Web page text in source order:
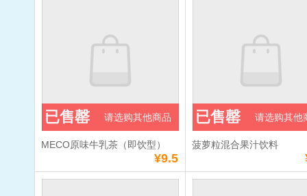
MECO原味牛乳茶（即饮型）
¥9.5
已售罄 请选购其他商品
菠萝粒混合果汁饮料
已售罄 请选购其他